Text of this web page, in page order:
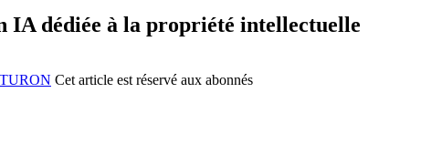
IA dédiée à la propriété intellectuelle
Cet article est réservé aux abonnés